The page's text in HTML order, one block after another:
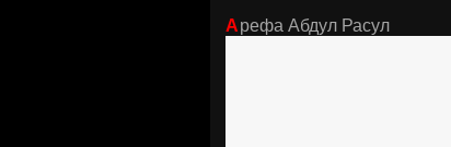
Арефа Абдул Расул